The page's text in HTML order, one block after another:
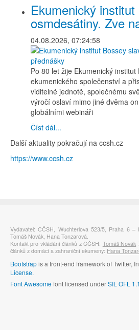
Ekumenický
osmdesátiny. Zve
04.08.2026, 07:24:58
Po 80 let žije Ekumenický
ekumenického společenství a
viditelné jednotě, společnému
výročí oslaví mimo jiné dvěma
globálními webináři
Číst dál...
Další aktuality pokračují na ccsh.cz
https://www.ccsh.cz
Vydavatel: CČSH, Wuchterlova 523/5, Praha 6 –
Tomáš Novák, Hana Tonzarová.
Kontakt pro vkládání článků z CČSH: Tomáš Novák
článků z domácí a zahraniční ekumeny: Hana
Bootstrapis a front-end framework of Twitter,
License.
Font Awesomefont licensed underSIL OFL 1.1